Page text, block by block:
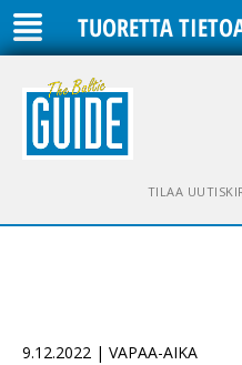
TUORETTA
TILAA
9.12.2022 | VAPAA-AIKA